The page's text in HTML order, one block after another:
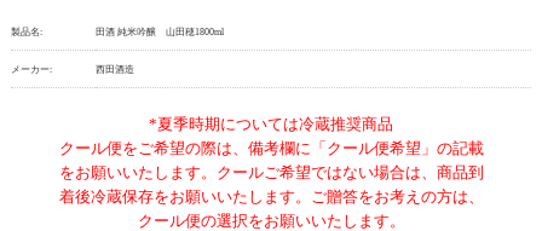
製品名: 田酒 純米吟醸 山田穂1800ml
メーカー: 西田酒造
*夏季時期については冷蔵推奨商品
クール便をご希望の際は、備考欄に「クール便希望」の記載
をお願いいたします。クールご希望ではない場合は、商品到
着後冷蔵保存をお願いいたします。ご贈答をお考えの方は、
クール便の選択をお願いいたします。